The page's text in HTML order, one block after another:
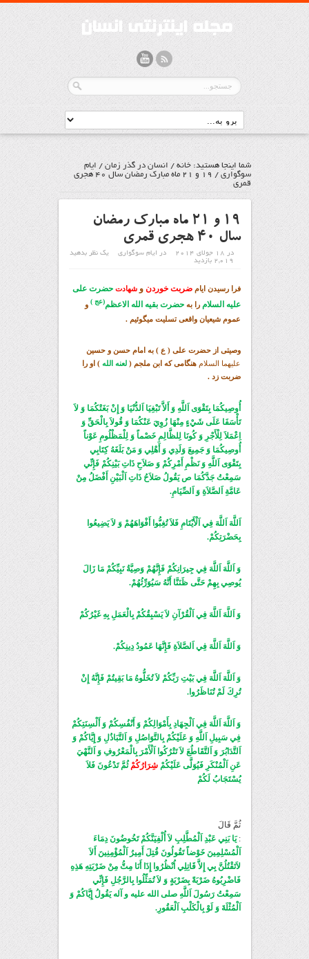
شما اینجا هستید:خانه / انسان در گذر زمان /ايام
سوگواري/
19 و 21 ماه مبارک رمضان سال 40 هجری
قمری
19 و 21 ماه مبارک رمضان
سال 40 هجری قمری
در 18 جولای 2014 در ايام سوگواري
یک نظر بدهید
2,019 بازدید
فرا رسیدن ایامضربت خوردن وشهادت حضرت علی
علیه السلامرا بهحضرت بقیه الله الاعظم(عج ) و
عموم شیعیان واقعیتسلیت میگوئیم .
وصيتى از حضرت علی ( ع ) به امام حسن و حسين
عليهما السلام هنگامى كه ابن ملجم (لعنه الله ) او را
ضربت زد .
أُوصِيكُمَا بِتَقْوَى اَللَّهِ وَ أَلاَّ تَبْغِيَا اَلدُّنْيَا وَ إِنْ بَغَتْكُمَا وَ لاَ
تَأْسَفَا عَلَى شَيْ‏ءٍ مِنْهَا زُوِيَ عَنْكُمَا وَ قُولاَ بِالْحَقِّ وَ
اِعْمَلاَ لِلْأَجْرِ وَ كُونَا لِلظَّالِمِ خَصْماً وَ لِلْمَظْلُومِ عَوْناً
أُوصِيكُمَا وَ جَمِيعَ وَلَدِي وَ أَهْلِي وَ مَنْ بَلَغَهُ كِتَابِي
بِتَقْوَى اَللَّهِ وَ نَظْمِ أَمْرِكُمْ وَ صَلاَحِ ذَاتِ بَيْنِكُمْ فَإِنِّي
سَمِعْتُ جَدَّكُمَا ص يَقُولُ صَلاَحُ ذَاتِ اَلْبَيْنِ أَفْضَلُ مِنْ
عَامَّةِ اَلصَّلاَةِ وَ اَلصِّيَامِ.
اَللَّهَ اَللَّهَ فِي اَلْأَيْتَامِ فَلاَ تُغِبُّوا أَفْوَاهَهُمْ وَ لاَ يَضِيعُوا
بِحَضْرَتِكُمْ.
وَ اَللَّهَ اَللَّهَ فِي جِيرَانِكُمْ فَإِنَّهُمْ وَصِيَّةُ نَبِيِّكُمْ مَا زَالَ
يُوصِي بِهِمْ حَتَّى ظَنَنَّا أَنَّهُ سَيُوَرِّثُهُمْ.
وَ اَللَّهَ اَللَّهَ فِي اَلْقُرْآنِ لاَ يَسْبِقُكُمْ بِالْعَمَلِ بِهِ غَيْرُكُمْ
وَ اَللَّهَ اَللَّهَ فِي اَلصَّلاَةِ فَإِنَّهَا عَمُودُ دِينِكُمْ.
وَ اَللَّهَ اَللَّهَ فِي بَيْتِ رَبِّكُمْ لاَ تُخَلُّوهُ مَا بَقِيتُمْ فَإِنَّهُ إِنْ
تُرِكَ لَمْ تُنَاظَرُوا.
وَ اَللَّهَ اَللَّهَ فِي اَلْجِهَادِ بِأَمْوَالِكُمْ وَ أَنْفُسِكُمْ وَ أَلْسِنَتِكُمْ
فِي سَبِيلِ اَللَّهِ وَ عَلَيْكُمْ بِالتَّوَاصُلِ وَ اَلتَّبَاذُلِ وَ إِيَّاكُمْ وَ
اَلتَّدَابُرَ وَ اَلتَّقَاطُعَ لاَ تَتْرُكُوا اَلْأَمْرَ بِالْمَعْرُوفِ وَ اَلنَّهْيَ
عَنِ اَلْمُنْكَرِ فَيُوَلَّى عَلَيْكُمْشِرَارُكُمْ ثُمَّ تَدْعُونَ فَلاَ
يُسْتَجَابُ لَكُمْ
ثُمَّ قَالَ
:يَا بَنِي عَبْدِ اَلْمُطَّلِبِ لاَ أُلْفِيَنَّكُمْ تَخُوضُونَ دِمَاءَ
اَلْمُسْلِمِينَ خَوْضاً تَقُولُونَ قُتِلَ أَمِيرُ اَلْمُؤْمِنِينَ أَلاَ
لاَتَقْتُلُنَّ بِي إِلاَّ قَاتِلِي اُنْظُرُوا إِذَا أَنَا مِتُّ مِنْ ضَرْبَتِهِ هَذِهِ
فَاضْرِبُوهُ ضَرْبَةً بِضَرْبَةٍ وَ لاَ تُمَثِّلُوا بِالرَّجُلِ فَإِنِّي
سَمِعْتُ رَسُولَ اَللَّهِ صلی الله عليه و آله يَقُولُ إِيَّاكُمْ وَ
اَلْمُثْلَةَ وَ لَوْ بِالْكَلْبِ اَلْعَقُورِ.